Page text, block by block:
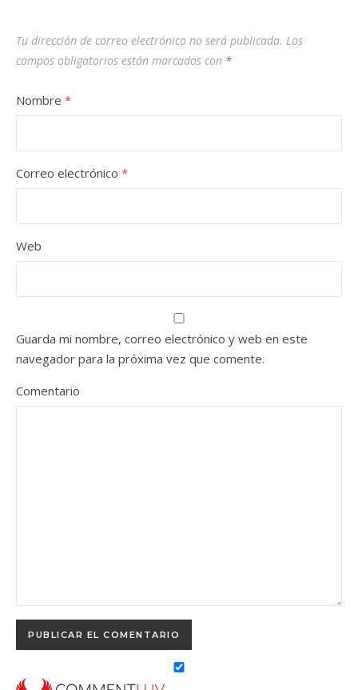
Tu dirección de correo electrónico no será publicada. Los
campos obligatorios están marcados con *
Nombre *
Correo electrónico *
Web
Guarda mi nombre, correo electrónico y web en este
navegador para la próxima vez que comente.
Comentario